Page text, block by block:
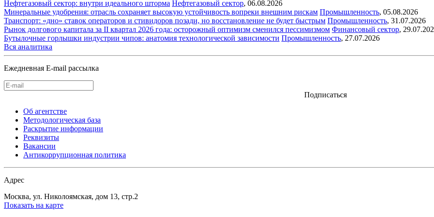
Нефтегазовый сектор: внутри идеального шторма Нефтегазовый сектор, 06.08.2026
Минеральные удобрения: отрасль сохраняет высокую устойчивость вопреки внешним рискам Промышленность, 05.08.2026
Транспорт: «дно» ставок операторов и стивидоров позади, но восстановление не будет быстрым Промышленность, 31.07.2026
Рынок долгового капитала за II квартал 2026 года: осторожный оптимизм сменился пессимизмом Финансовый сектор,
Бутылочные горлышки индустрии чипов: анатомия технологической зависимости Промышленность, 27.07.2026
Вся аналитика
Ежедневная E-mail рассылка
Подписаться
Об агентстве
Методологическая база
Раскрытие информации
Реквизиты
Вакансии
Антикоррупционная политика
Адрес
Москва, ул. Николоямская, дом 13, стр.2
Показать на карте